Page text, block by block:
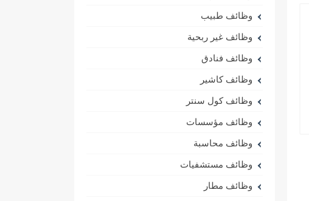
وظائف طبيب
وظائف غير ربحية
وظائف فنادق
وظائف كاشير
وظائف كول سنتر
وظائف مؤسسات
وظائف محاسبة
وظائف مستشفيات
وظائف مطار